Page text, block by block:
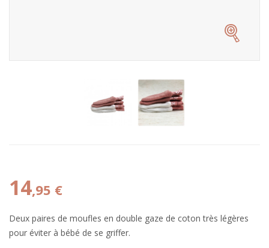
14,95 €
Deux paires de moufles en double gaze de coton très légères
pour éviter à bébé de se griffer.